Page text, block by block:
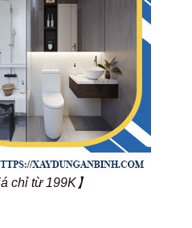
chỉ từ 199K】